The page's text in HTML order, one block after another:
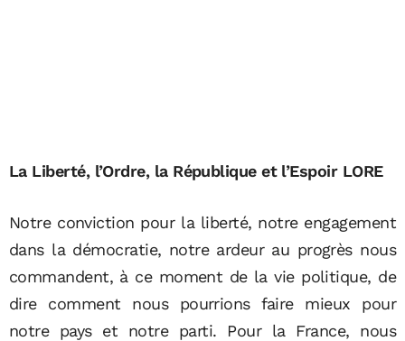
La Liberté, l’Ordre, la République et l’Espoir LORE
Notre conviction pour la liberté, notre engagement
dans la démocratie, notre ardeur au progrès nous
commandent, à ce moment de la vie politique, de
dire comment nous pourrions faire mieux pour
notre pays et notre parti. Pour la France, nous